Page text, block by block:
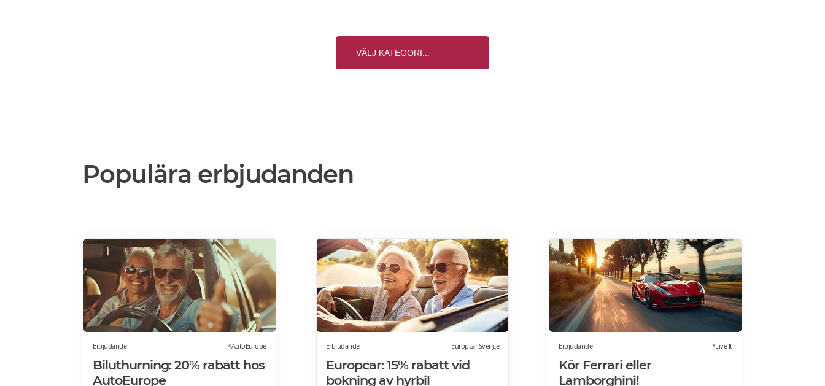
Populära erbjudanden
Erbjudande *AutoEurope
Biluthurning: 20% rabatt hos
AutoEurope
Erbjudande Europcar Sverige
Europcar: 15% rabatt vid
bokning av hyrbil
Erbjudande *Live It
Kör Ferrari eller
Lamborghini!